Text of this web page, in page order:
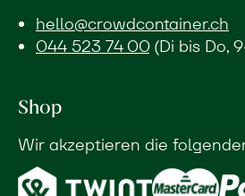
hello@crowdcontainer.ch
044 523 74 00(Di bis Do,
Shop
Wir akzeptieren die